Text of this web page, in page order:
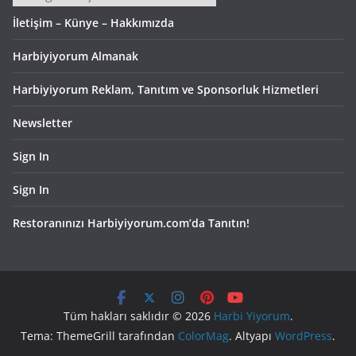
İletişim – Künye – Hakkımızda
Harbiyiyorum Almanak
Harbiyiyorum Reklam, Tanıtım ve Sponsorluk Hizmetleri
Newsletter
Sign In
Sign In
Restoranınızı Harbiyiyorum.com’da Tanıtın!
Tüm hakları saklıdır © 2026 Harbi Yiyorum.
Tema: ThemeGrill tarafından ColorMag. Altyapı WordPress.